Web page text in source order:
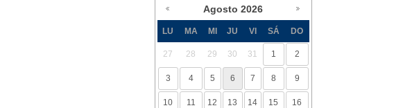
Agosto 2026
LU MA MI JU VI SÁ DO
27 28 29 30 31 1 2
3 4 5 6 7 8 9
10 11 12 13 14 15 16